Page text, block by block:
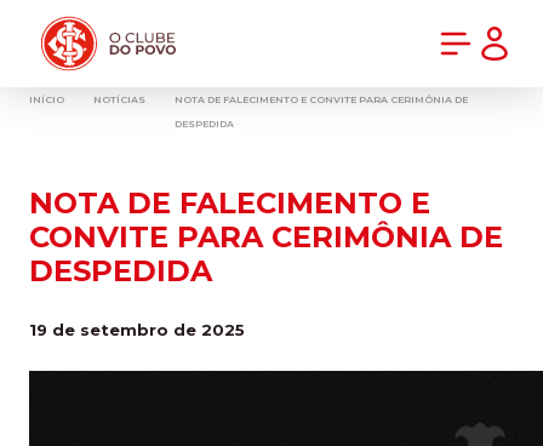
INÍCIO NOTÍCIAS
NOTA DE FALECIMENTO E CONVITE PARA CERIMÔNIA DE
DESPEDIDA
NOTA DE FALECIMENTO E
CONVITE PARA CERIMÔNIA DE
DESPEDIDA
19 de setembro de 2025